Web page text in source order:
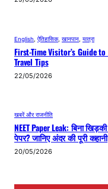
English ऐतिहासिक, खानपान यात्रा
First-Time Visitor’s Guide
Travel Tips
22/05/2026
खबरें और राजनीति
NEET Paper Leak: बिना
पेपर? जानिए अंदर की पूरी कहानी
20/05/2026